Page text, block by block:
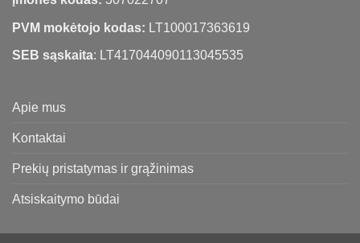
PVM mokėtojo kodas: LT100017363619
SEB sąskaita: LT417044090113045535
Apie mus
Kontaktai
Prekių pristatymas ir grąžinimas
Atsiskaitymo būdai